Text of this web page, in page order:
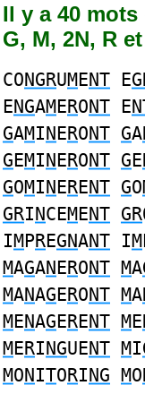
Il y a 40
G, M, 2N, R
CONGRUMENT E
ENGAMERONT E
GAMINERONT GA
GEMINERONT GE
GOMINERENT GO
GRINCEMENT GR
IMPREGNANT IM
MAGANERONT MA
MANAGERONT MA
MENAGERENT ME
MERINGUENT MI
MONITORING MO